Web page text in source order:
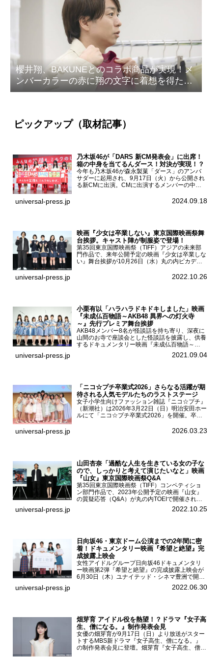
櫻井翔、BAKUNEとのコラボ商品が実現！メ
ンバーカラーの赤に翔の文字に着想を得たデ
ザイン
ピックアップ（取材記事）
乃木坂46が「DARS 新CM発表会」に出席！
箱の中身を当てるんダース！対決が実現！？
今年も乃木坂46が森永製菓「ダース」のアンバ
サダーに起用され、9月17日（火）から公開され
る新CMに出演。CMに出演するメンバーの中か
一ノ瀬美空、菅原咲月が都内にて開催された
universal-press.jp 2024.09.18
映画『少女は卒業しない』東京国際映画祭舞
台挨拶。キャスト陣が制服姿で登場！
第35回東京国際映画祭（TIFF）アジアの未来部
門作品で、来年公開予定の映画『少女は卒業しな
い』舞台挨拶が10月26日（水）丸の内ピカデリ
宮山莉渚、中井友望、監督の中川駿が登壇。映画
universal-press.jp 2022.10.26
小栗有以「ハラハラドキドキしました」映画
『未成仏百物語～AKB48 異界への灯火寺
～』先行プレミア舞台挨拶
AKB48メンバー8名が怪談話を持ち寄り、深夜に
山間のお寺で座談会とした怪談話を披露し、供養
するドキュメンタリー映画『未成仏百物語～
AKB48異界への灯火寺～』の先行プレミア舞台
挨拶が東京・ユナイテッド・シネマ豊洲で開催さ
universal-press.jp 2021.09.04
「ニコ☆プチ卒業式2026」さらなる活躍が期
待される人気モデルたちのラストステージ
女子小学生向けファッション雑誌『ニコ☆プチ』
（新潮社）は2026年3月22日（日）明治安田ホー
ルにて「ニコ☆プチ卒業式2026」を開催。卒業
ん、末永ひなた、高梨琴乃、土井ありさ、藤田蒼
universal-press.jp 2026.03.23
山田杏奈「過酷な人生を生きている女の子な
ので、しっかりと考えて演じたいなと」映画
『山女』東京国際映画祭Q&A
第35回東京国際映画祭（TIFF）コンペティショ
ン部門作品で、2023年公開予定の映画『山女』
の質疑応答（Q&A）が丸の内TOEIで開催され、
主演を務めた女優の山田杏奈、監督の福永壮志が
登壇。本作について語った。映画『山女』第35
universal-press.jp 2022.10.25
日向坂46・東京ドーム公演までの2年間に密
着！ドキュメンタリー映画『希望と絶望』完
成披露上映会
女性アイドルグループ日向坂46ドキュメンタリ
ー映画第2弾『希望と絶望』の完成披露上映会が
6月30日（木）ユナイテッド・シネマ豊洲で開催
され、日向坂46メンバーの加藤史帆、齊藤京
子、佐々木久美、富田鈴花、松田好花の5人が登
universal-press.jp 2022.06.30
畑芽育 アイドル役を熱望！？ドラマ『女子高
生、僧になる。』制作発表会見
女優の畑芽育が9月17日（日）より放送がスター
トするMBS新ドラマ『女子高生、僧になる。』
の制作発表会見に登壇。畑芽育『女子高生、僧に